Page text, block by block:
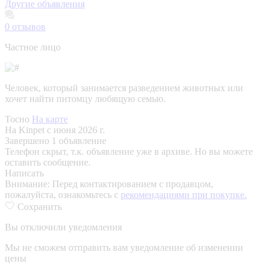
Другие объявления
0 отзывов
Частное лицо
Человек, который занимается разведением животных или
хочет найти питомцу любящую семью.
Тосно На карте
На Kinpet c июня 2026 г.
Завершено 1 объявление
Телефон скрыт, т.к. объявление уже в архиве. Но вы можете
оставить сообщение.
Написать
Внимание: Перед контактированием с продавцом,
пожалуйста, ознакомьтесь с рекомендациями при покупке.
Сохранить
Вы отключили уведомления
Мы не сможем отправить вам уведомление об изменении
цены